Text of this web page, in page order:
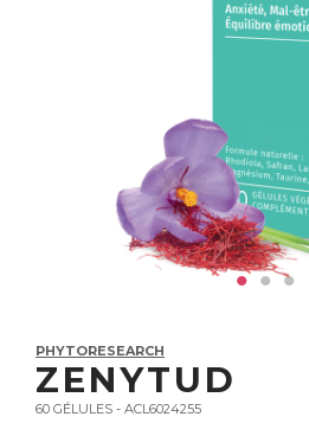
PHYTORESEARCH
ZENYTUD
60 GÉLULES - ACL6024255